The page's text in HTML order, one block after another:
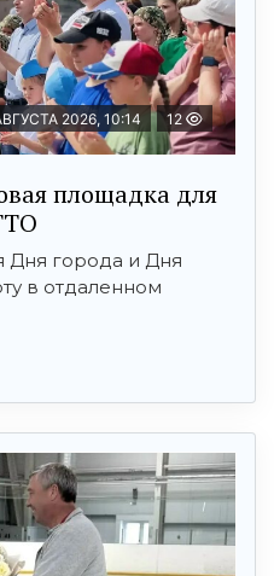
2026, 10:14 12
площадка для
Дня города и Дня
в отдаленном